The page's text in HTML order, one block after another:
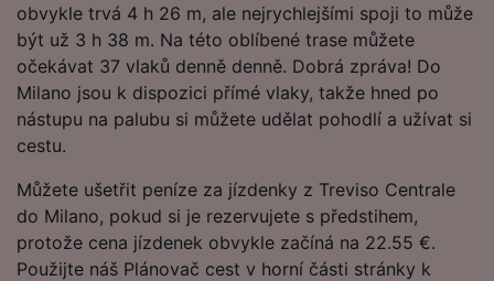
obvykle trvá 4 h 26 m, ale nejrychlejšími spoji to může
být už 3 h 38 m. Na této oblíbené trase můžete
očekávat 37 vlaků denně denně. Dobrá zpráva! Do
Milano jsou k dispozici přímé vlaky, takže hned po
nástupu na palubu si můžete udělat pohodlí a užívat si
cestu.
Můžete ušetřit peníze za jízdenky z Treviso Centrale
do Milano, pokud si je rezervujete s předstihem,
protože cena jízdenek obvykle začíná na 22.55 €.
Použijte náš Plánovač cest v horní části stránky k